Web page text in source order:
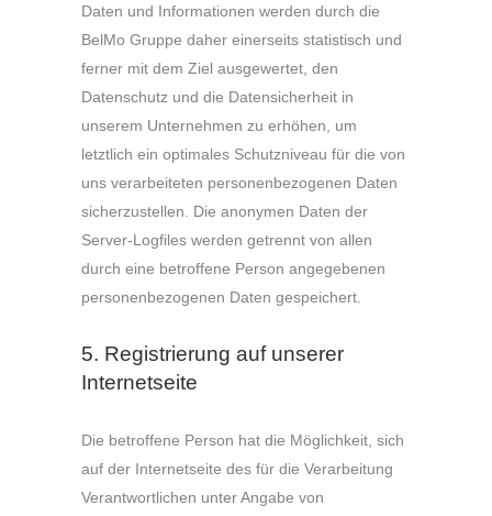
Daten und Informationen werden durch die
BelMo Gruppe daher einerseits statistisch und
ferner mit dem Ziel ausgewertet, den
Datenschutz und die Datensicherheit in
unserem Unternehmen zu erhöhen, um
letztlich ein optimales Schutzniveau für die von
uns verarbeiteten personenbezogenen Daten
sicherzustellen. Die anonymen Daten der
Server-Logfiles werden getrennt von allen
durch eine betroffene Person angegebenen
personenbezogenen Daten gespeichert.
5. Registrierung auf unserer
Internetseite
Die betroffene Person hat die Möglichkeit, sich
auf der Internetseite des für die Verarbeitung
Verantwortlichen unter Angabe von